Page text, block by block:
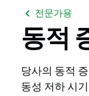
전문가용
동적
당사의 동적
동성 저하 시